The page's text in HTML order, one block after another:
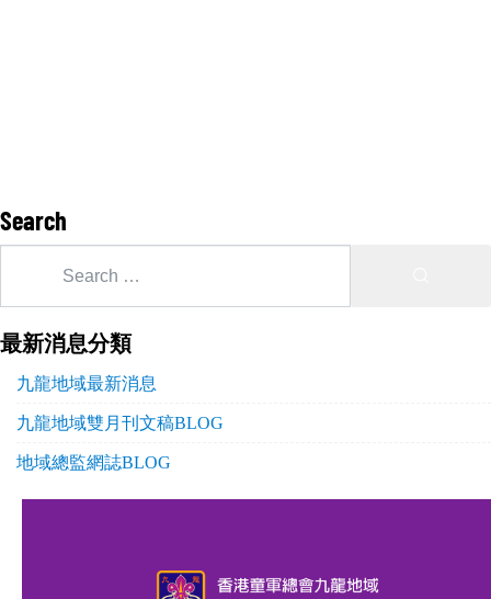
Search
最新消息分類
九龍地域最新消息
九龍地域雙月刊文稿BLOG
地域總監網誌BLOG